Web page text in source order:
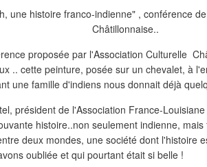
proposée par l'Association Culturelle
.. cette peinture, posée sur un chevalet, à
une famille d'indiens nous donnait déjà
président de l'Association France-
histoire..non seulement indienne,
deux mondes, une société dont l'histoire
oubliée et qui pourtant était si belle !